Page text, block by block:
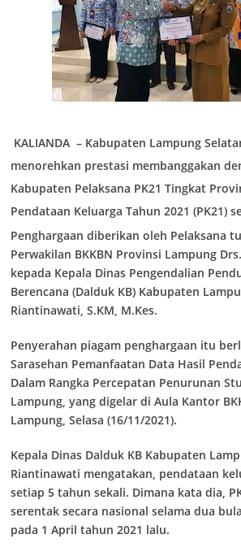
KALIANDA – Kabupaten Lampung
menorehkan prestasi membanggakan
Kabupaten Pelaksana PK21 Tingkat
Pendataan Keluarga Tahun 2021 (PK21)
Penghargaan diberikan oleh Pelaksana
Perwakilan BKKBN Provinsi Lampung
kepada Kepala Dinas Pengendalian
Berencana (Dalduk KB) Kabupaten
Riantinawati, S.KM, M.Kes.
Penyerahan piagam penghargaan itu
Sarasehan Pemanfaatan Data Hasil
Dalam Rangka Percepatan Penurunan
Lampung, yang digelar di Aula Kantor
Lampung, Selasa (16/11/2021).
Kepala Dinas Dalduk KB Kabupaten
Riantinawati mengatakan, pendataan
setiap 5 tahun sekali. Dimana kata dia,
serentak secara nasional selama dua
pada 1 April tahun 2021 lalu.